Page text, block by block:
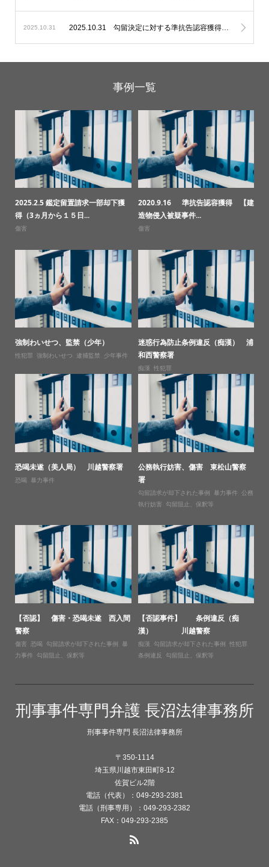
2025.10.31 2025.10.31 勾留決定に対する準抗告認容獲得【窃盗】
事例一覧
2025.2.5 鑑定留置請求一部却下獲
得（3ヵ月から１５日...
傷害
2020.9.16 準抗告認容獲得 【建
造物侵入被疑事件...
傷害
強制わいせつ、監禁（少年）
性犯罪 強制わいせつ 逮捕監禁 少年事件
迷惑行為防止条例違反（痴漢） 浦
和西警察署
痴漢 性犯罪
恐喝未遂（美人局） 川越警察署
恐喝 暴力事件
公務執行妨害、傷害 東松山警察
署
勾留請求が却下された事例 暴力事件
公務
執行妨害
勾留阻止、保釈等
【否認】 傷害・恐喝未遂 西入間
警察
傷害 恐喝 勾留請求が却下された事例
暴
力事件
勾留阻止、保釈等
【否認事件】 条例違反（痴
漢） 川越警察
痴漢 勾留請求が却下された事例 性犯罪
条例違反
勾留阻止、保釈等
刑事事件専門弁護 長沼法律事務所
刑事事件専門 長沼法律事務所
〒350-1114
埼玉県川越市東田町8-12
佐賀ビル2階
電話（代表）：049-293-2381
電話（刑事専用）：049-293-2382
FAX：049-293-2385